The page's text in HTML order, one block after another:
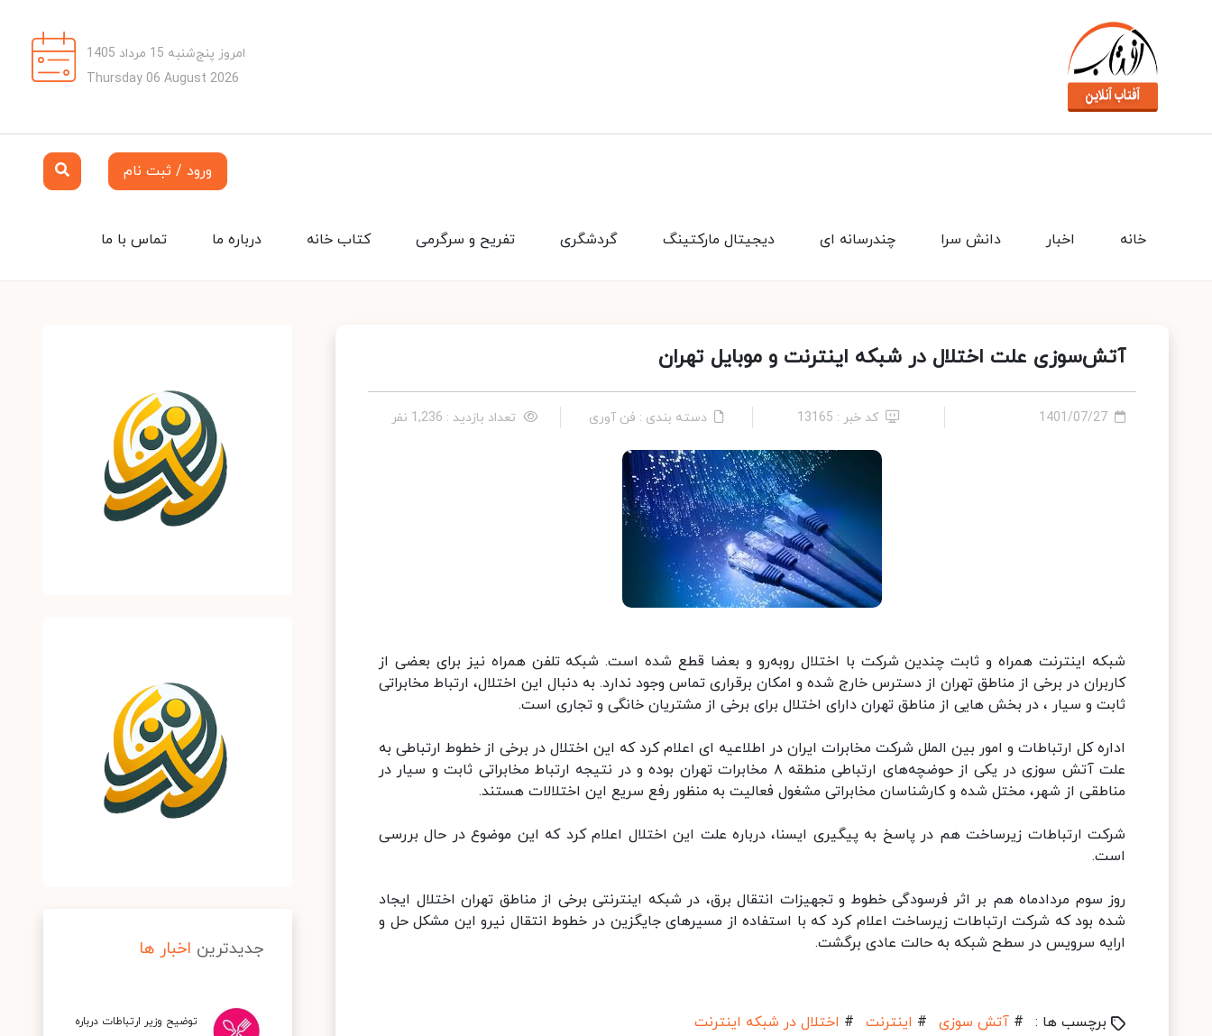
امروز پنج‌شنبه 15 مرداد 1405
Thursday 06 August 2026
ورود / ثبت نام
تماس با ما درباره ما کتاب خانه تفریح و سرگرمی گردشگری دیجیتال مارکتینگ چندرسانه ای دانش سرا اخبار خانه
آتش‌سوزی علت اختلال در شبکه اینترنت و موبایل تهران
1401/07/27 کد خبر : 13165 دسته بندی : فن آوری تعداد بازدید : 1,236 نفر
شبکه اینترنت همراه و ثابت چندین شرکت با اختلال روبه‌رو و بعضا قطع شده است. شبکه تلفن همراه نیز برای بعضی از
کاربران در برخی از مناطق تهران از دسترس خارج شده و امکان برقراری تماس وجود ندارد. به دنبال این اختلال، ارتباط مخابراتی
ثابت و سیار ، در بخش هایی از مناطق تهران دارای اختلال برای برخی از مشتریان خانگی و تجاری است.
اداره کل ارتباطات و امور بین الملل شرکت مخابرات ایران در اطلاعیه ای اعلام کرد که این اختلال در برخی از خطوط ارتباطی به
علت آتش سوزی در یکی از حوضچه‌های ارتباطی منطقه ۸ مخابرات تهران بوده و در نتیجه ارتباط مخابراتی ثابت و سیار در
مناطقی از شهر، مختل شده و کارشناسان مخابراتی مشغول فعالیت به منظور رفع سریع این اختلالات هستند.
شرکت ارتباطات زیرساخت هم در پاسخ به پیگیری ایسنا، درباره علت این اختلال اعلام کرد که این موضوع در حال بررسی
است.
روز سوم مردادماه هم بر اثر فرسودگی خطوط و تجهیزات انتقال برق، در شبکه اینترنتی برخی از مناطق تهران اختلال ایجاد
شده بود که شرکت ارتباطات زیرساخت اعلام کرد که با استفاده از مسیرهای جایگزین در خطوط انتقال نیرو این مشکل حل و
ارایه سرویس در سطح شبکه به حالت عادی برگشت.
برچسب ها : # آتش سوزی # اینترنت # اختلال در شبکه اینترنت
جدیدترین اخبار ها
توضیح وزیر ارتباطات درباره